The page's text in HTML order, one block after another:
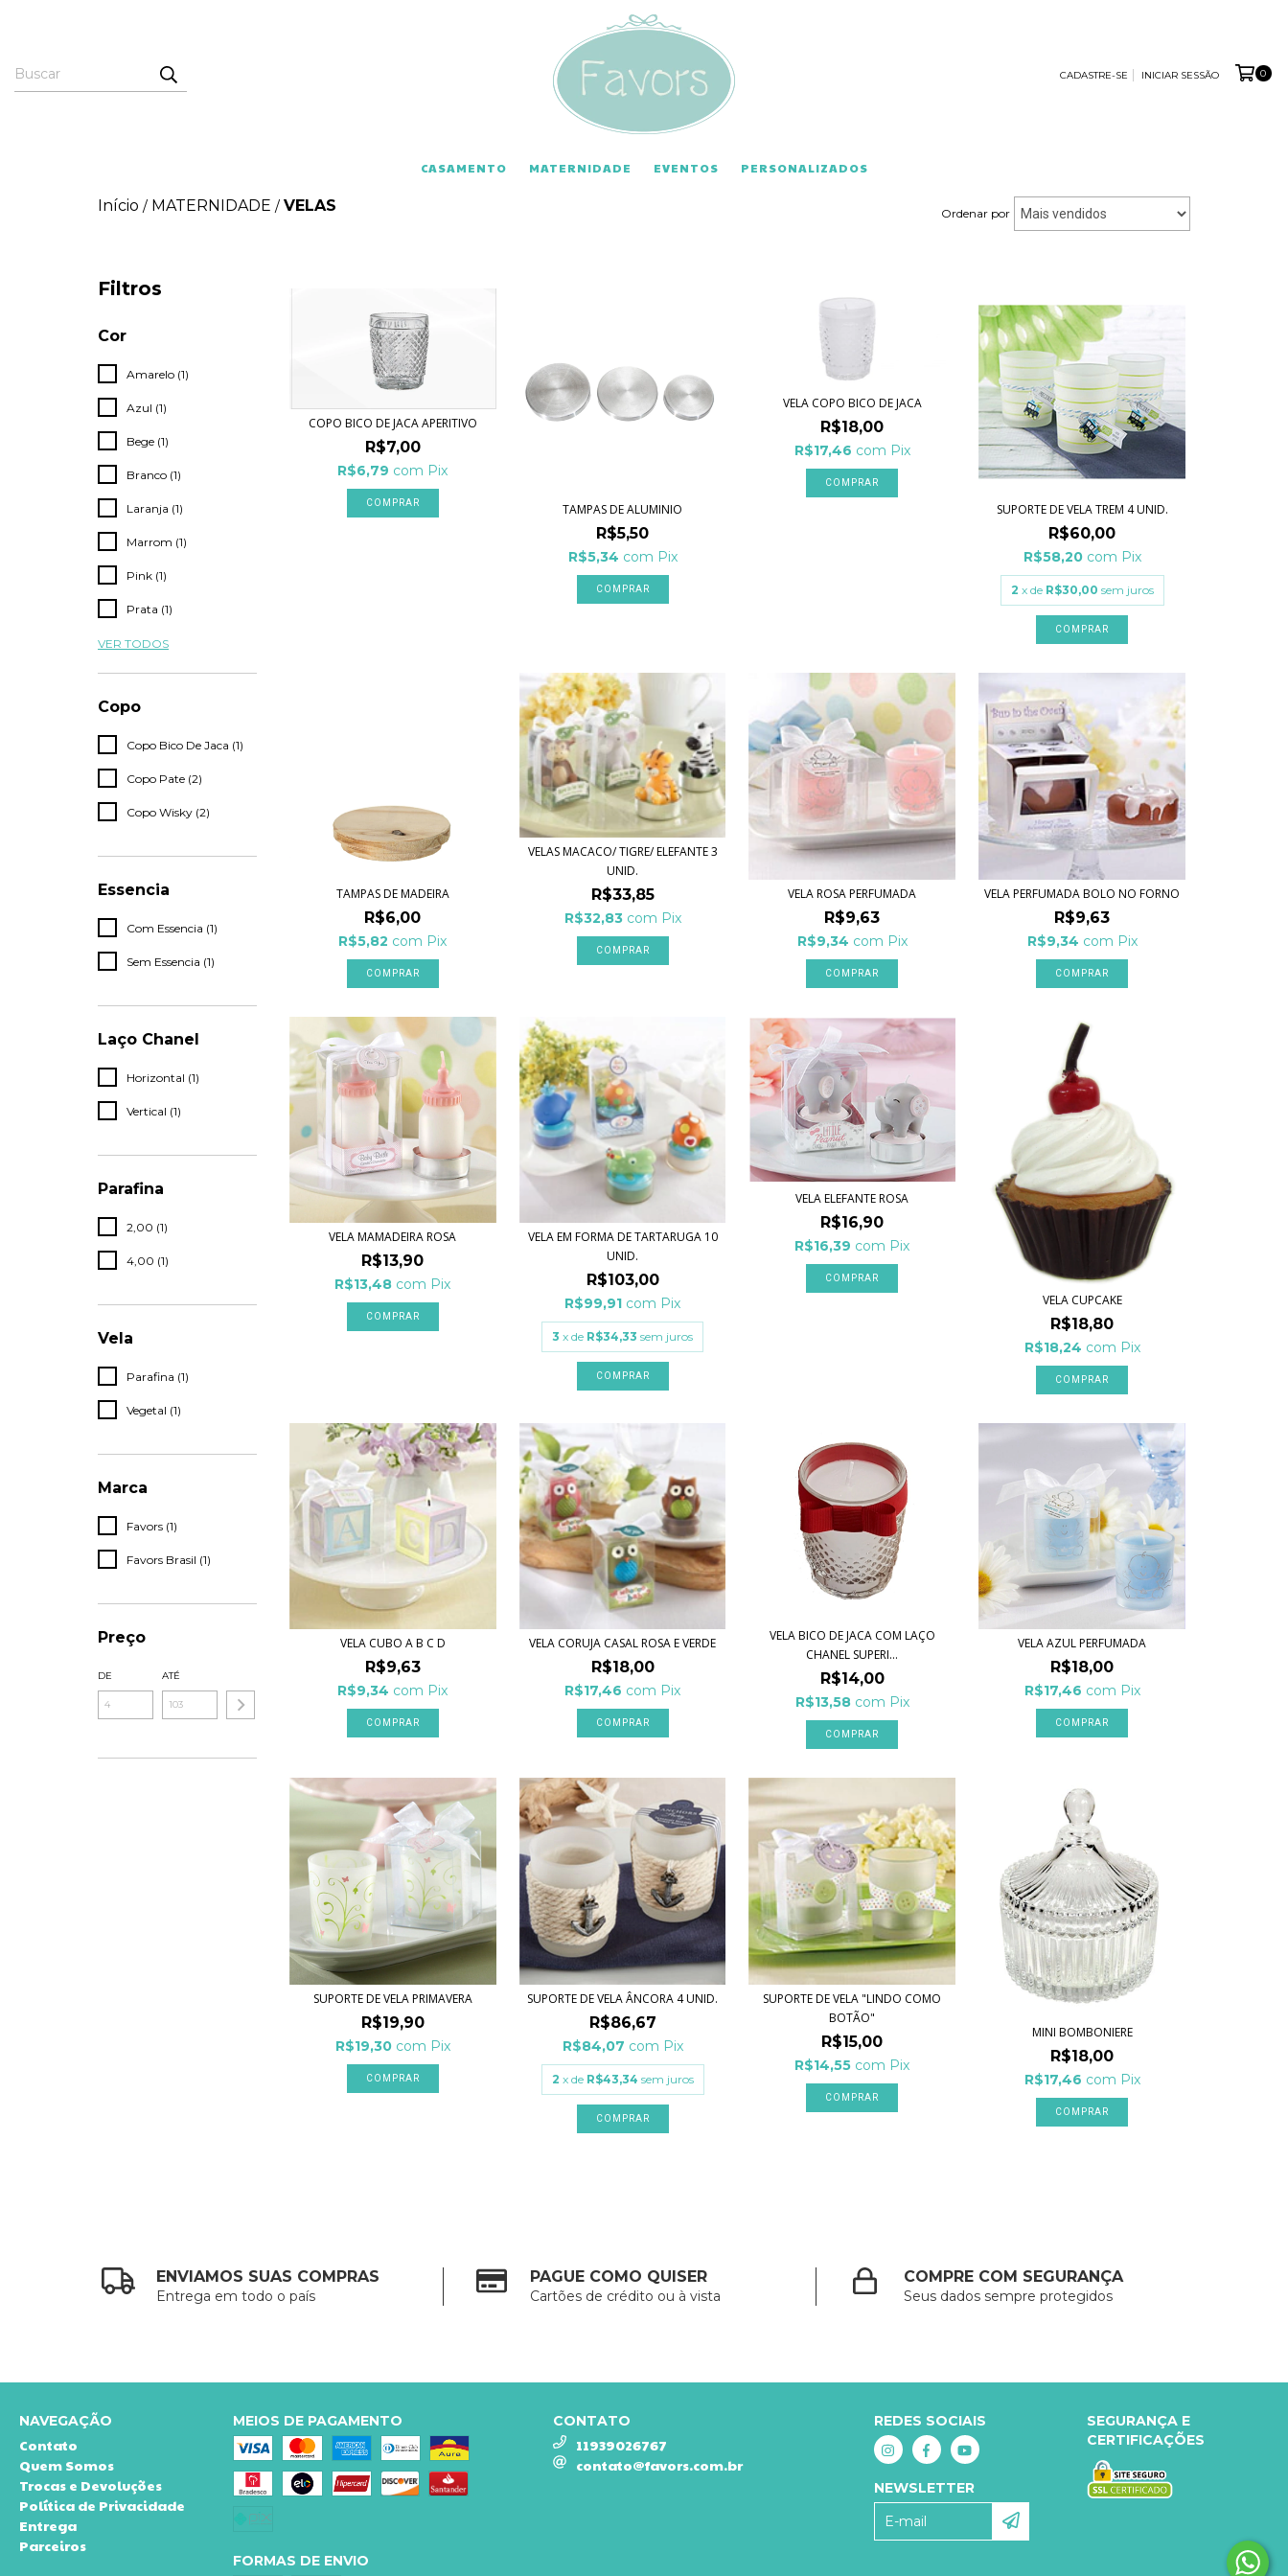
CADASTRE-SE INICIAR SESSÃO 0
CASAMENTO MATERNIDADE EVENTOS PERSONALIZADOS
Início / MATERNIDADE / VELAS Ordenar por
Filtros
Cor
Amarelo (1)
Azul (1)
Bege (1)
Branco (1)
Laranja (1)
Marrom (1)
Pink (1)
Prata (1)
VER TODOS
Copo
Copo Bico De Jaca (1)
Copo Pate (2)
Copo Wisky (2)
Essencia
Com Essencia (1)
Sem Essencia (1)
Laço Chanel
Horizontal (1)
Vertical (1)
Parafina
2,00 (1)
4,00 (1)
Vela
Parafina (1)
Vegetal (1)
Marca
Favors (1)
Favors Brasil (1)
Preço
DE ATÉ
COPO BICO DE JACA APERITIVO
R$7,00
R$6,79 com Pix
TAMPAS DE ALUMINIO
R$5,50
R$5,34 com Pix
COMPRAR
VELA COPO BICO DE JACA
R$18,00
R$17,46 com Pix
COMPRAR
SUPORTE DE VELA TREM 4 UNID.
R$60,00
R$58,20 com Pix
2 x de R$30,00 sem juros
TAMPAS DE MADEIRA
R$6,00
R$5,82 com Pix
COMPRAR
VELAS MACACO/ TIGRE/ ELEFANTE 3
UNID.
R$33,85
R$32,83 com Pix
VELA ROSA PERFUMADA
R$9,63
R$9,34 com Pix
VELA PERFUMADA BOLO NO FORNO
R$9,63
R$9,34 com Pix
VELA MAMADEIRA ROSA
R$13,90
R$13,48 com Pix
VELA EM FORMA DE TARTARUGA 10
UNID.
R$103,00
R$99,91 com Pix
3 x de R$34,33 sem juros
VELA ELEFANTE ROSA
R$16,90
R$16,39 com Pix
VELA CUPCAKE
R$18,80
R$18,24 com Pix
VELA CUBO A B C D
R$9,63
R$9,34 com Pix
VELA CORUJA CASAL ROSA E VERDE
R$18,00
R$17,46 com Pix
VELA BICO DE JACA COM LAÇO
CHANEL SUPERI...
R$14,00
R$13,58 com Pix
COMPRAR
VELA AZUL PERFUMADA
R$18,00
R$17,46 com Pix
SUPORTE DE VELA PRIMAVERA
R$19,90
R$19,30 com Pix
SUPORTE DE VELA ÂNCORA 4 UNID.
R$86,67
R$84,07 com Pix
2 x de R$43,34 sem juros
SUPORTE DE VELA "LINDO COMO
BOTÃO"
R$15,00
R$14,55 com Pix
MINI BOMBONIERE
R$18,00
R$17,46 com Pix
COMPRAR
ENVIAMOS SUAS COMPRAS
Entrega em todo o país
PAGUE COMO QUISER
Cartões de crédito ou à vista
COMPRE COM SEGURANÇA
Seus dados sempre protegidos
NAVEGAÇÃO
Contato
Quem Somos
Trocas e Devoluções
Política de Privacidade
Entrega
Parceiros
MEIOS DE PAGAMENTO
FORMAS DE ENVIO
CONTATO
11939026767
contato@favors.com.br
REDES SOCIAIS
NEWSLETTER
SEGURANÇA E
CERTIFICAÇÕES